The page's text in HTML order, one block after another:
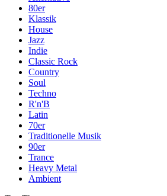
80er
Klassik
House
Jazz
Indie
Classic Rock
Country
Soul
Techno
R'n'B
Latin
70er
Traditionelle Musik
90er
Trance
Heavy Metal
Ambient